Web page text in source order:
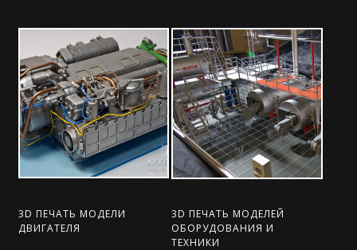
3D ПЕЧАТЬ МОДЕЛИ
ДВИГАТЕЛЯ
3D ПЕЧАТЬ МОДЕЛЕЙ
ОБОРУДОВАНИЯ И
ТЕХНИКИ